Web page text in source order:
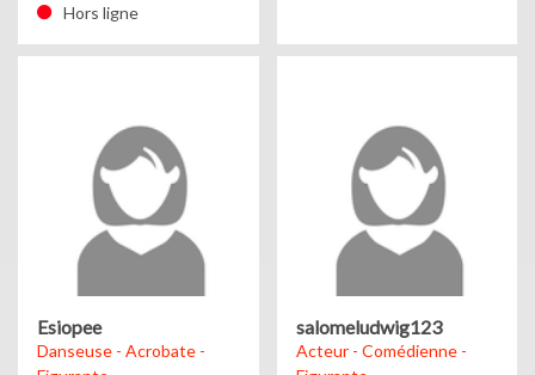
Hors ligne
Esiopee
Danseuse - Acrobate -
salomeludwig123
Acteur - Comédienne -